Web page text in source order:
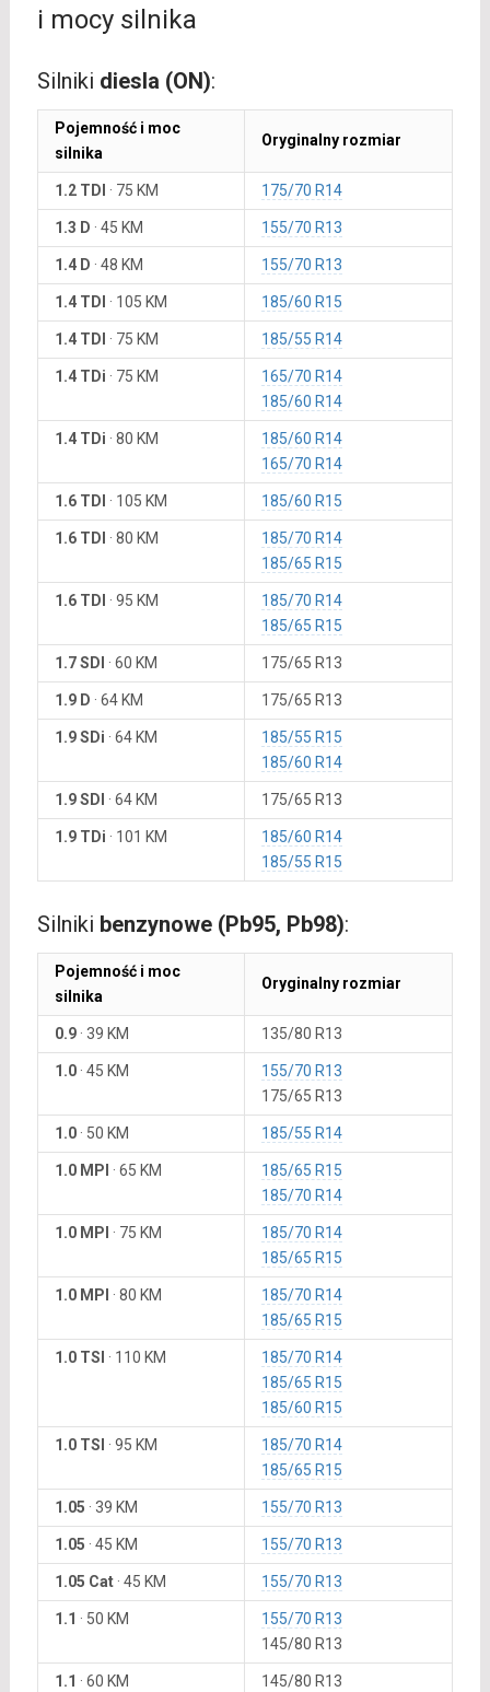
i mocy silnika
Silniki diesla (ON):
Pojemność i moc
silnika
Oryginalny rozmiar
1.2 TDI · 75 KM 175/70 R14
1.3 D · 45 KM 155/70 R13
1.4 D · 48 KM 155/70 R13
1.4 TDI · 105 KM 185/60 R15
1.4 TDI · 75 KM 185/55 R14
1.4 TDi · 75 KM
165/70 R14
185/60 R14
1.4 TDi · 80 KM
185/60 R14
165/70 R14
1.6 TDI · 105 KM 185/60 R15
1.6 TDI · 80 KM
185/70 R14
185/65 R15
1.6 TDI · 95 KM
185/70 R14
185/65 R15
1.7 SDI · 60 KM 175/65 R13
1.9 D · 64 KM 175/65 R13
1.9 SDi · 64 KM
185/55 R15
185/60 R14
1.9 SDI · 64 KM 175/65 R13
1.9 TDi · 101 KM
185/60 R14
185/55 R15
Silniki benzynowe (Pb95, Pb98):
Pojemność i moc
silnika
Oryginalny rozmiar
0.9· 39 KM 135/80 R13
1.0· 45 KM
155/70 R13
175/65 R13
1.0· 50 KM 185/55 R14
1.0 MPI · 65 KM
185/65 R15
185/70 R14
1.0 MPI · 75 KM
185/70 R14
185/65 R15
1.0 MPI · 80 KM
185/70 R14
185/65 R15
1.0 TSI · 110 KM
185/70 R14
185/65 R15
185/60 R15
1.0 TSI · 95 KM
185/70 R14
185/65 R15
1.05 · 39 KM 155/70 R13
1.05 · 45 KM 155/70 R13
1.05 Cat· 45 KM 155/70 R13
1.1 · 50 KM
155/70 R13
145/80 R13
1.1 · 60 KM 145/80 R13